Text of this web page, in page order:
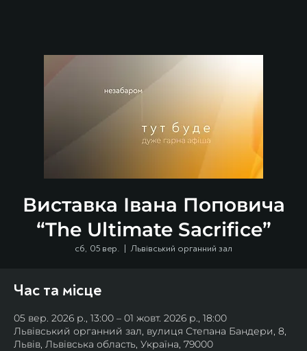
Виставка Івана Поповича
“The Ultimate Sacrifice”
сб, 05 вер.
  |
Львівський органний зал
Час та місце
05 вер. 2026 р., 13:00 – 01 жовт. 2026 р., 18:00
Львівський органний зал, вулиця Степана Бандери, 8,
Львів, Львівська область, Україна, 79000